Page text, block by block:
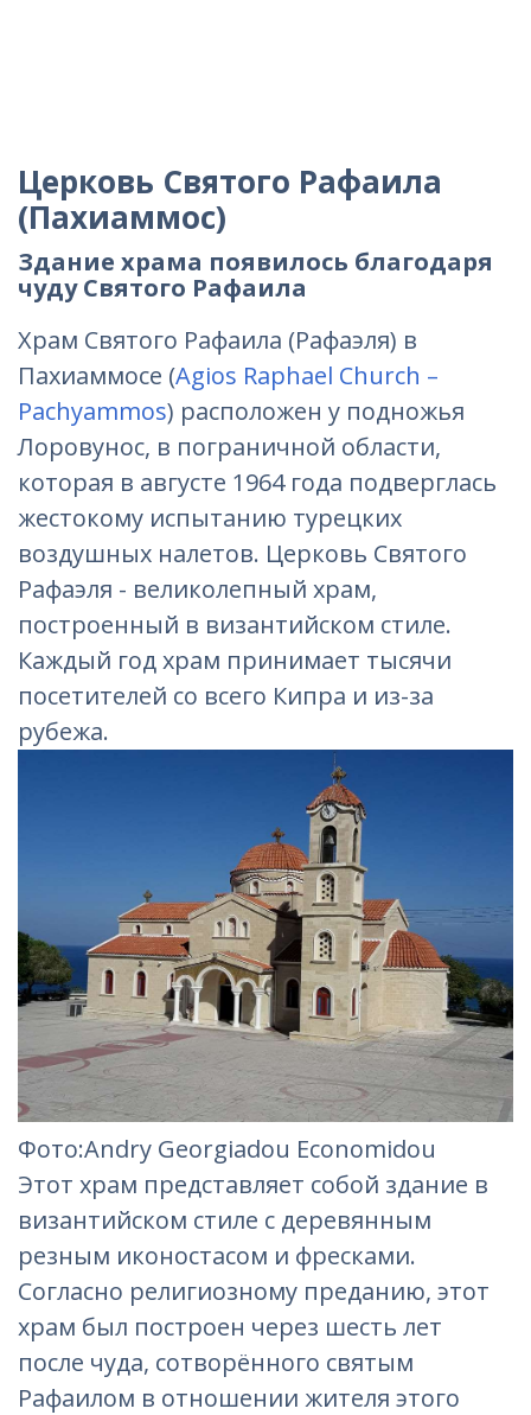
Церковь Святого Рафаила
(Пахиаммос)
Здание храма появилось благодаря
чуду Святого Рафаила
Храм Святого Рафаила (Рафаэля) в
Пахиаммосе (Agios Raphael Church –
Pachyammos) расположен у подножья
Лоровунос, в пограничной области,
которая в августе 1964 года подверглась
жестокому испытанию турецких
воздушных налетов. Церковь Святого
Рафаэля - великолепный храм,
построенный в византийском стиле.
Каждый год храм принимает тысячи
посетителей со всего Кипра и из-за
рубежа.
Фото:Andry Georgiadou Economidou
Этот храм представляет собой здание в
византийском стиле с деревянным
резным иконостасом и фресками.
Согласно религиозному преданию, этот
храм был построен через шесть лет
после чуда, сотворённого святым
Рафаилом в отношении жителя этого